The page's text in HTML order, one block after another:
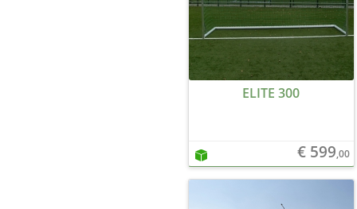
ELITE 300
€ 599,00